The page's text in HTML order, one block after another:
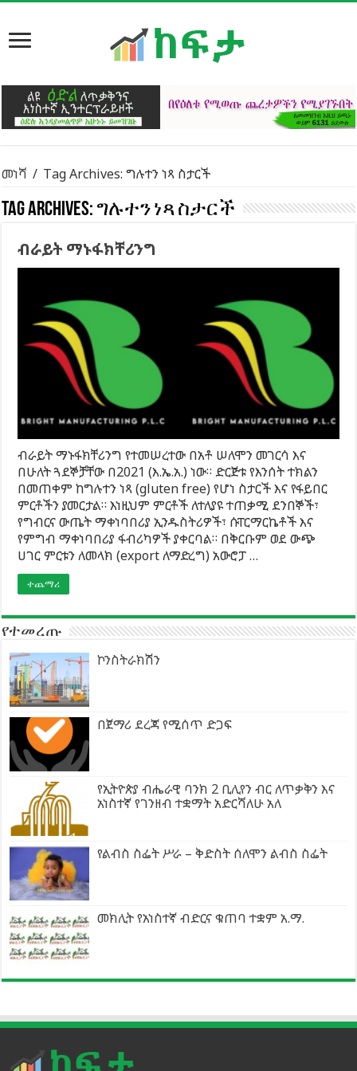
መነሻ / Tag Archives: ግሉተን ነጻ ስታርች
Tag Archives: ግሉተን ነጻ ስታርች
ብራይት ማኑፋክቸሪንግ
ብራይት ማኑፋክቸሪንግ የተመሠረተው በአቶ ሠለሞን መገርሳ እና
በሁለት ጓደኞቻቸው በ2021 (እ.ኤ.አ.) ነው። ድርጅቱ የእንሰት ተክልን
በመጠቀም ከግሉተን ነጻ (gluten free) የሆነ ስታርች እና የፋይበር
ምርቶችን ያመርታል። እነዚህም ምርቶች ለተለያዩ ተጠቃሚ ደንበኞች፣
የግብርና ውጤት ማቀነባበሪያ ኢንዱስትሪዎች፣ ሱፐርማርኬቶች እና
የምግብ ማቀነባበሪያ ፋብሪካዎች ያቀርባል። በቅርቡም ወደ ውጭ
ሀገር ምርቱን ለመላክ (export ለማድረግ) አውሮፓ …
ተጨማሪ
የተመረጡ
ኮንስትራክሽን
በጀማሪ ደረጃ የሚሰጥ ድጋፍ
የኢትዮጵያ ብሔራዊ ባንክ 2 ቢሊየን ብር ለጥቃቅን እና
አነስተኛ የገንዘብ ተቋማት አድርሻለሁ አለ
የልብስ ስፌት ሥራ – ቅድስት ሰለሞን ልብስ ስፌት
መክሊት የአነስተኛ ብድርና ቁጠባ ተቋም አ.ማ.